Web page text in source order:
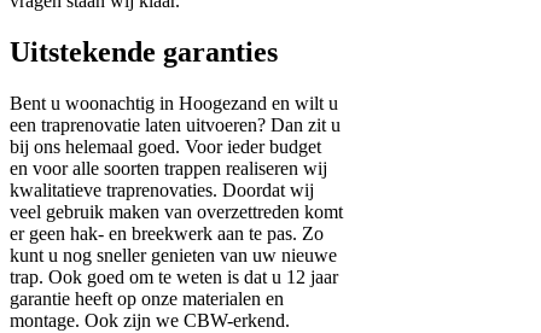
Uitstekende garanties
Bent u woonachtig in Hoogezand en wilt u
een traprenovatie laten uitvoeren? Dan zit u
bij ons helemaal goed. Voor ieder budget
en voor alle soorten trappen realiseren wij
kwalitatieve traprenovaties. Doordat wij
veel gebruik maken van overzettreden komt
er geen hak- en breekwerk aan te pas. Zo
kunt u nog sneller genieten van uw nieuwe
trap. Ook goed om te weten is dat u 12 jaar
garantie heeft op onze materialen en
montage. Ook zijn we CBW-erkend.